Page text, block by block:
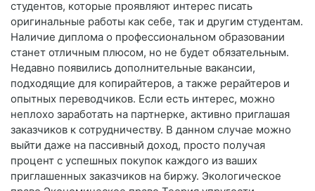
студентов, которые проявляют интерес писать
оригинальные работы как себе, так и другим студентам.
Наличие диплома о профессиональном образовании
станет отличным плюсом, но не будет обязательным.
Недавно появились дополнительные вакансии,
подходящие для копирайтеров, а также рерайтеров и
опытных переводчиков. Если есть интерес, можно
неплохо заработать на партнерке, активно приглашая
заказчиков к сотрудничеству. В данном случае можно
выйти даже на пассивный доход, просто получая
процент с успешных покупок каждого из ваших
приглашенных заказчиков на биржу. Экологическое